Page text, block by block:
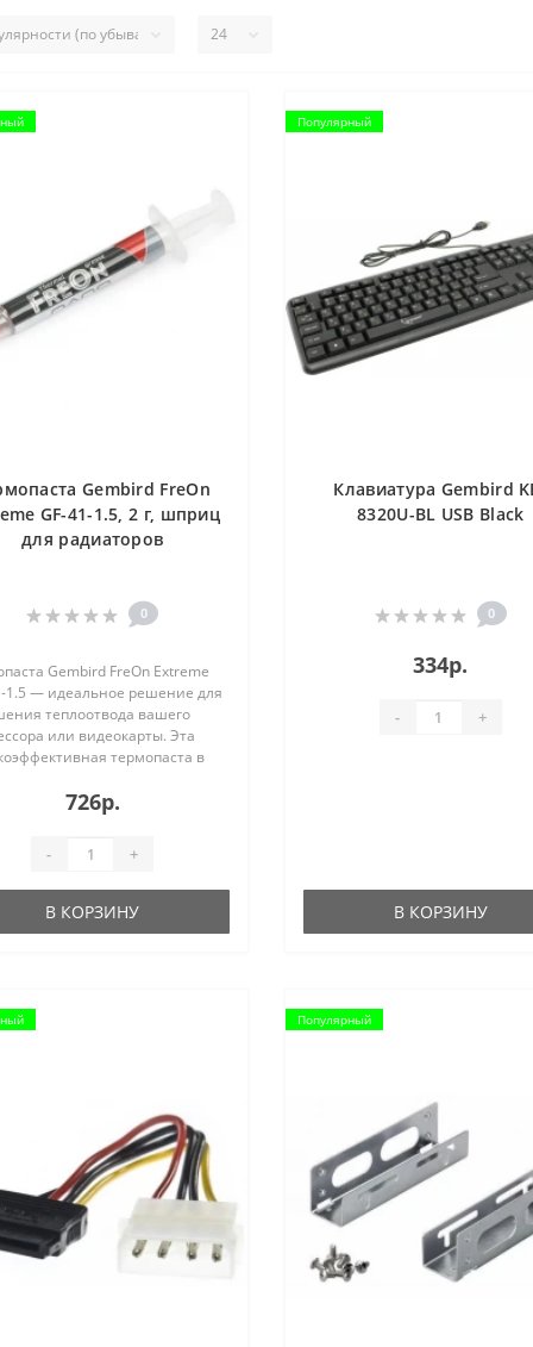
Gembird FreOn
GF-41-1.5, 2 г, шприц
для радиаторов
0
Gembird FreOn Extreme
1.5 — идеальное решение для
теплоотвода вашего
или видеокарты. Эта
термопаста в
надежный контакт
радиатором и чипом, снижая
Благодаря
теплопроводности и
нанесения, Gembird FreOn
726р.
- +
В КОРЗИНУ
Популярный
Клавиатура Gembird
8320U-BL USB Black
0
334р.
- +
В КОРЗИНУ
Популярный